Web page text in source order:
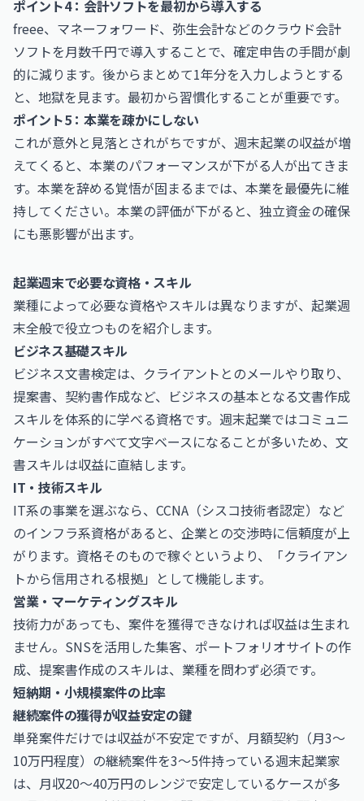
ポイント4：会計ソフトを最初から導入する
freee、マネーフォワード、弥生会計などのクラウド会計
ソフトを月数千円で導入することで、確定申告の手間が劇
的に減ります。後からまとめて1年分を入力しようとする
と、地獄を見ます。最初から習慣化することが重要です。
ポイント5：本業を疎かにしない
これが意外と見落とされがちですが、週末起業の収益が増
えてくると、本業のパフォーマンスが下がる人が出てきま
す。本業を辞める覚悟が固まるまでは、本業を最優先に維
持してください。本業の評価が下がると、独立資金の確保
にも悪影響が出ます。
起業週末で必要な資格・スキル
業種によって必要な資格やスキルは異なりますが、起業週
末全般で役立つものを紹介します。
ビジネス基礎スキル
ビジネス文書検定は、クライアントとのメールやり取り、
提案書、契約書作成など、ビジネスの基本となる文書作成
スキルを体系的に学べる資格です。週末起業ではコミュニ
ケーションがすべて文字ベースになることが多いため、文
書スキルは収益に直結します。
IT・技術スキル
IT系の事業を選ぶなら、 CCNA（シスコ技術者認定） など
のインフラ系資格があると、企業との交渉時に信頼度が上
がります。資格そのもので稼ぐというより、「クライアン
トから信用される根拠」として機能します。
営業・マーケティングスキル
技術力があっても、案件を獲得できなければ収益は生まれ
ません。SNSを活用した集客、ポートフォリオサイトの作
成、提案書作成のスキルは、業種を問わず必須です。
短納期・小規模案件の比率
継続案件の獲得が収益安定の鍵
単発案件だけでは収益が不安定ですが、月額契約（月3〜
10万円程度）の継続案件を3〜5件持っている週末起業家
は、月収20〜40万円のレンジで安定しているケースが多